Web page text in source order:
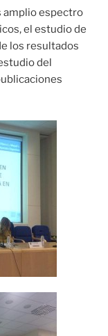
amplio espectro
el estudio de
los resultados
del